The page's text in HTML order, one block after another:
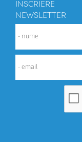
INSCRIERE
NEWSLETTER